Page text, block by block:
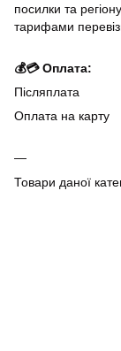
посилки та
тарифами
💰💳 Оплата:
Післяплата
Оплата на карту
Товари даної